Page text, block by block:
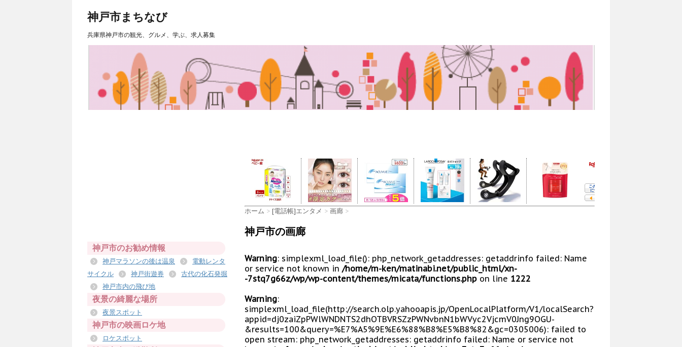
神戸市まちなび
兵庫県神戸市の観光、グルメ、学ぶ、求人募集
ホーム > [電話帳]エンタメ > 画廊 >
神戸市の画廊
Warning: simplexml_load_file(): php_network_getaddresses: getaddrinfo failed: Name
or service not known in /home/m-ken/matinabi.net/public_html/xn-
-7stq7g66z/wp/wp-content/themes/micata/functions.php on line 1222
Warning:
simplexml_load_file(http://search.olp.yahooapis.jp/OpenLocalPlatform/V1/localSearch?
appid=dj0zaiZpPWlWNDNTS2dhOTBVRSZzPWNvbnN1bWVyc2VjcmV0Jng9OGU-
&results=100&query=%E7%A5%9E%E6%88%B8%E5%B8%82&gc=0305006): failed to
open stream: php_network_getaddresses: getaddrinfo failed: Name or service not
神戸市のお勧め情報
神戸マラソンの後は温泉
電動レンタ
サイクル
神戸街遊券
古代の化石発掘
神戸市内の飛び地
夜景の綺麗な場所
夜景スポット
神戸市の映画ロケ地
ロケスポット